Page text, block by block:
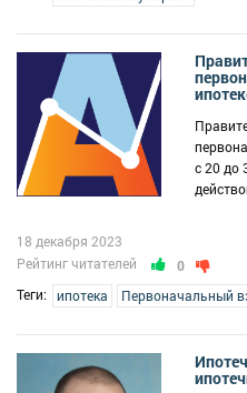
с 20 до
Рейтинг читателей 0
18 декабря 2023
Теги: ипотека Первоначальный